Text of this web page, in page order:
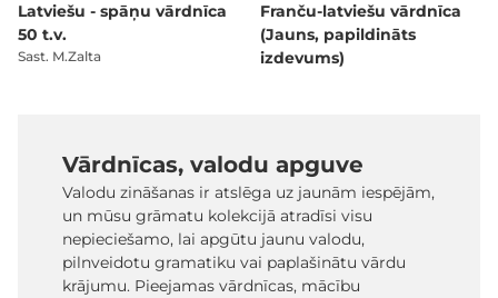
Latviešu - spāņu vārdnīca
50 t.v.
Sast. M.Zalta
Franču-latviešu vārdnīca
(Jauns, papildināts
izdevums)
Vārdnīcas, valodu apguve
Valodu zināšanas ir atslēga uz jaunām iespējām,
un mūsu grāmatu kolekcijā atradīsi visu
nepieciešamo, lai apgūtu jaunu valodu,
pilnveidotu gramatiku vai paplašinātu vārdu
krājumu. Pieejamas vārdnīcas, mācību